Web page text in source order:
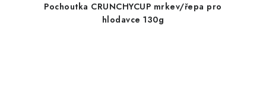
Pochoutka CRUNCHYCUP mrkev/řepa pro
hlodavce 130g